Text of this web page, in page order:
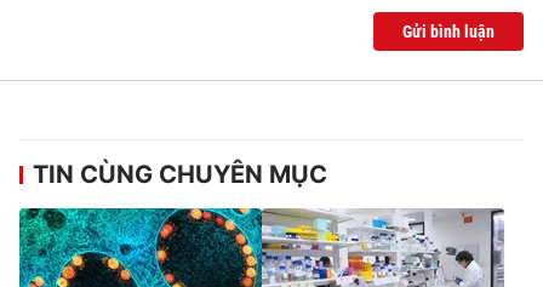
thuận bằng văn bản. Ghi rõ nguồn VTV.vn khi phát hành lại
Gửi bình luận
TIN CÙNG CHUYÊN MỤC